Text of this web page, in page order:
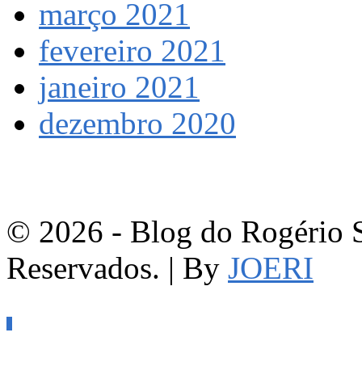
março 2021
fevereiro 2021
janeiro 2021
dezembro 2020
© 2026 - Blog do Rogério
Reservados. | By JOERI